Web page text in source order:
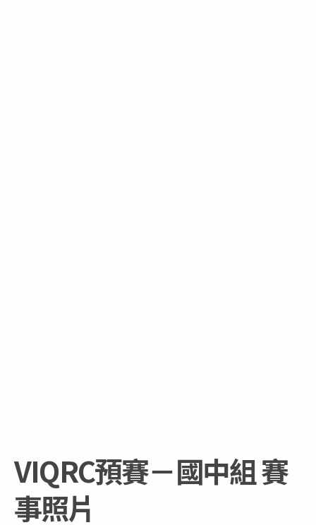
VIQRC預賽－國中組 賽
事照片